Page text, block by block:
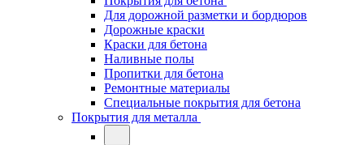
Для дорожной разметки и бордюров
Дорожные краски
Краски для бетона
Наливные полы
Пропитки для бетона
Ремонтные материалы
Специальные покрытия для бетона
Покрытия для металла